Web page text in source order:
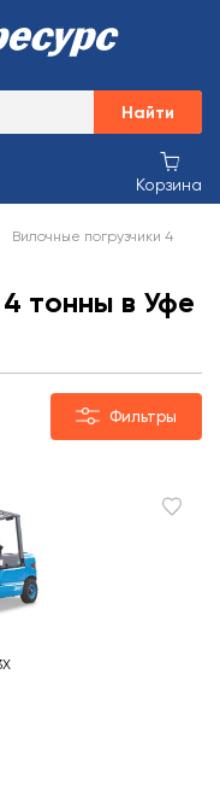
Найти
Корзина
Вилочные погрузчики 4
тонны в Уфе
Фильтры